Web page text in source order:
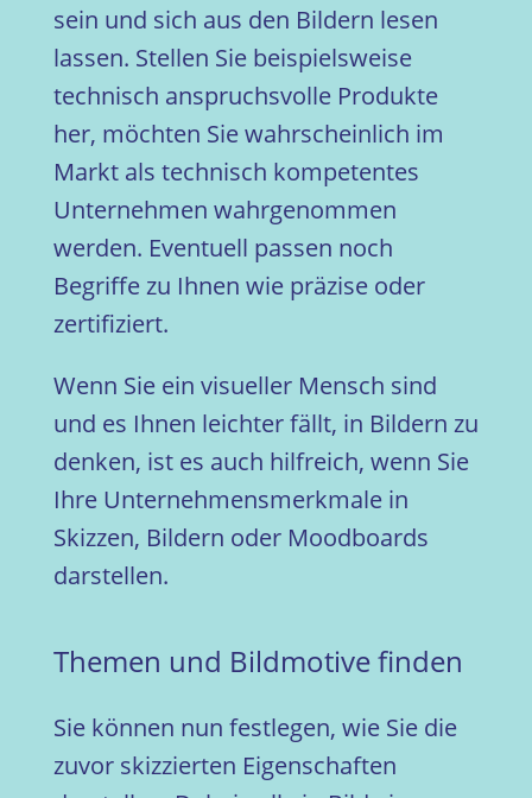
sein und sich aus den Bildern lesen
lassen. Stellen Sie beispielsweise
technisch anspruchsvolle Produkte
her, möchten Sie wahrscheinlich im
Markt als technisch kompetentes
Unternehmen wahrgenommen
werden. Eventuell passen noch
Begriffe zu Ihnen wie präzise oder
zertifiziert.
Wenn Sie ein visueller Mensch sind
und es Ihnen leichter fällt, in Bildern zu
denken, ist es auch hilfreich, wenn Sie
Ihre Unternehmensmerkmale in
Skizzen, Bildern oder Moodboards
darstellen.
Themen und Bildmotive finden
Sie können nun festlegen, wie Sie die
zuvor skizzierten Eigenschaften